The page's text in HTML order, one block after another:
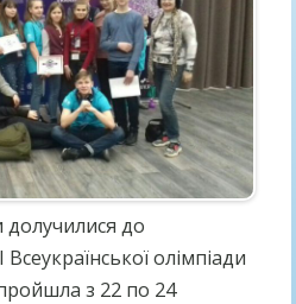
долучилися до
Всеукраїнської олімпіади
з 22 по 24